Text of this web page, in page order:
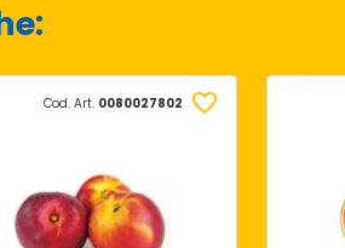
Cod. Art. 0080027802